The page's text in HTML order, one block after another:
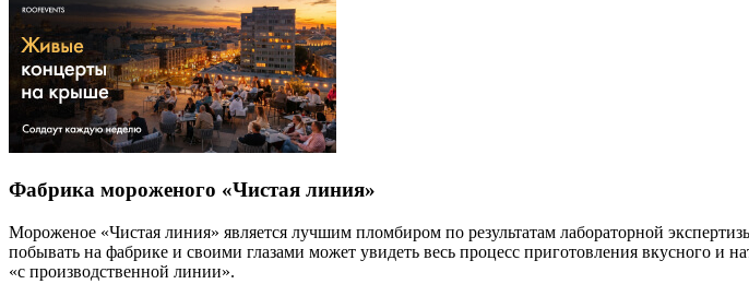
Фабрика мороженого «Чистая линия»
Мороженое «Чистая линия» является лучшим пломбиром по результатам лабораторной
побывать на фабрике и своими глазами может увидеть весь процесс приготовления вкусного и
«с производственной линии».